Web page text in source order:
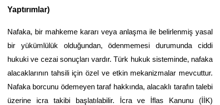
Yaptırımlar)
Nafaka, bir mahkeme kararı veya anlaşma ile belirlenmiş yasal
bir yükümlülük olduğundan, ödenmemesi durumunda ciddi
hukuki ve cezai sonuçları vardır. Türk hukuk sisteminde, nafaka
alacaklarının tahsili için özel ve etkin mekanizmalar mevcuttur.
Nafaka borcunu ödemeyen taraf hakkında, alacaklı tarafın talebi
üzerine icra takibi başlatılabilir. İcra ve İflas Kanunu (İİK)